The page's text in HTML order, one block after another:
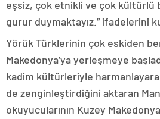
eşsiz, çok etnikli ve çok kültürlü
gurur duymaktayız.” ifadelerini
Yörük Türklerinin çok eskiden
Makedonya’ya yerleşmeye
kadim kültürleriyle
de zenginleştirdiğini aktaran
okuyucularının Kuzey